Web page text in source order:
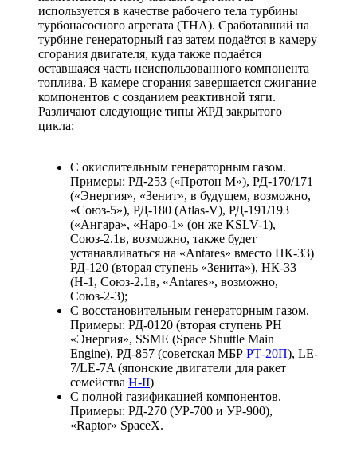
используется в качестве рабочего тела турбины
турбонасосного агрегата (ТНА). Сработавший на
турбине генераторный газ затем подаётся в камеру
сгорания двигателя, куда также подаётся
оставшаяся часть неиспользованного компонента
топлива. В камере сгорания завершается сжигание
компонентов с созданием реактивной тяги.
Различают следующие типы ЖРД закрытого
цикла:
С окислительным генераторным газом.
Примеры: РД-253 («Протон М»), РД-170/171
(«Энергия», «Зенит», в будущем, возможно,
«Союз-5»), РД-180 (Atlas-V), РД-191/193
(«Ангара», «Наро-1» (он же KSLV-1),
Союз-2.1в, возможно, также будет
устанавливаться на «Antares» вместо НК-33)
РД-120 (вторая ступень «Зенита»), НК-33
(Н-1, Союз-2.1в, «Antares», возможно,
Союз-2-3);
С восстановительным генераторным газом.
Примеры: РД-0120 (вторая ступень РН
«Энергия», SSME (Space Shuttle Main
Engine), РД-857 (советская МБР РТ-20П), LE-
7/LE-7A (японские двигатели для ракет
семейства H-II)
С полной газификацией компонентов.
Примеры: РД-270 (УР-700 и УР-900),
«Raptor» SpaceX.